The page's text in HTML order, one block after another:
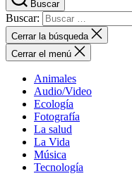
Buscar
Buscar:
Cerrar la búsqueda
Cerrar el menú
Animales
Audio/Video
Ecología
Fotografía
La salud
La Vida
Música
Tecnología